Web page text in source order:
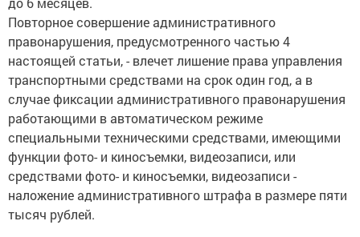
Повторное совершение административного
правонарушения, предусмотренного частью 4
настоящей статьи, - влечет лишение права управления
транспортными средствами на срок один год, а в
случае фиксации административного правонарушения
работающими в автоматическом режиме
специальными техническими средствами, имеющими
функции фото- и киносъемки, видеозаписи, или
средствами фото- и киносъемки, видеозаписи -
наложение административного штрафа в размере пяти
тысяч рублей.